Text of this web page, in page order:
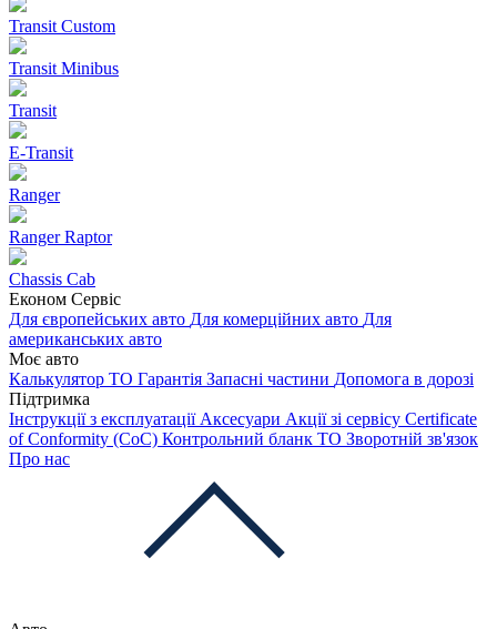
Transit Custom
Transit Minibus
Transit
E-Transit
Ranger
Ranger Raptor
Chassis Cab
Економ Сервіс
Для європейських авто Для комерційних авто Для
американських авто
Моє авто
Калькулятор ТО Гарантія Запасні частини Допомога в дорозі
Підтримка
Інструкції з експлуатації Аксесуари Акції зі сервісу Certificate
of Conformity (CoC) Контрольний бланк ТО Зворотній зв'язок
Про нас